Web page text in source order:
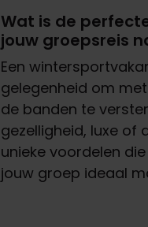
Wat is de
jouw groepsreis
Een
gelegenheid om met
de banden te
gezelligheid, luxe of
unieke voordelen die
jouw groep ideaal